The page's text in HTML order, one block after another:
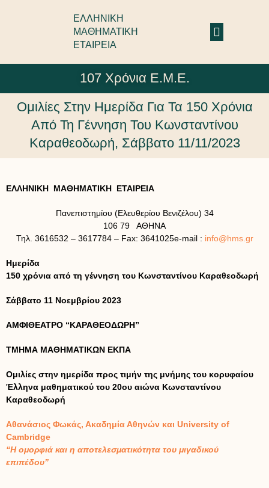
ΕΛΛΗΝΙΚΗ
ΜΑΘΗΜΑΤΙΚΗ
ΕΤΑΙΡΕΙΑ
107 Χρόνια Ε.Μ.Ε.
Ομιλίες Στην Ημερίδα Για Τα 150 Χρόνια
Από Τη Γέννηση Του Κωνσταντίνου
Καραθεοδωρή, Σάββατο 11/11/2023
ΕΛΛΗΝΙΚΗ ΜΑΘΗΜΑΤΙΚΗ ΕΤΑΙΡΕΙΑ
Πανεπιστημίου (Ελευθερίου Βενιζέλου) 34
106 79 ΑΘΗΝΑ
Τηλ. 3616532 – 3617784 – Fax: 3641025e-mail : info@hms.gr
Ημερίδα
150 χρόνια από τη γέννηση του Κωνσταντίνου Καραθεοδωρή
Σάββατο 11 Νοεμβρίου 2023
ΑΜΦΙΘΕΑΤΡΟ “ΚΑΡΑΘΕΟΔΩΡΗ”
ΤΜΗΜΑ ΜΑΘΗΜΑΤΙΚΩΝ ΕΚΠΑ
Ομιλίες στην ημερίδα προς τιμήν της μνήμης του κορυφαίου
Έλληνα μαθηματικού του 20ου αιώνα Κωνσταντίνου
Καραθεοδωρή
Αθανάσιος Φωκάς, Ακαδημία Αθηνών και University of
Cambridge
“Η ομορφιά και η αποτελεσματικότητα του μιγαδικού
επιπέδου”